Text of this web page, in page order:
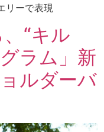
リーで表現
“キル
ラム」新
ルダーバ